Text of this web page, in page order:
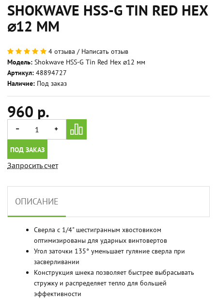
SHOKWAVE HSS-G TIN RED HEX
⌀12 ММ
4 отзыва / Написать отзыв
Модель: Shokwave HSS-G Tin Red Hex ⌀12 мм
Артикул: 48894727
Наличие: Под заказ
960 р.
ПОД ЗАКАЗ
Запросить счет
ОПИСАНИЕ
Cверла с 1/4" шестигранным хвостовиком
оптимизированы для ударных винтовертов
Угол заточки 135° уменьшает гуляние сверла при
засверливании
Конструкция шнека позволяет быстрее выбрасывать
стружку и распределяет тепло для большей
эффективности